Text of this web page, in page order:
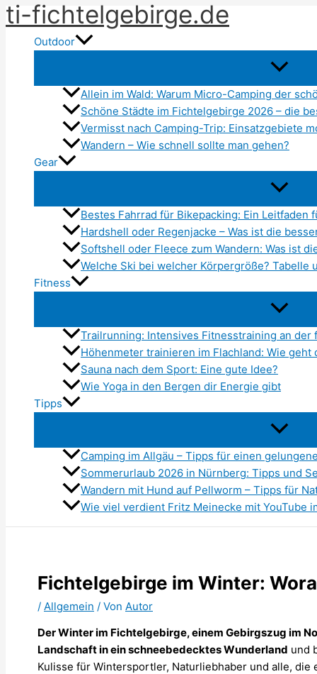
Zum
Inhalt
springen
ti-fichtelgebirge.de
Outdoor
Allein im Wald: Warum Micro-Camping der
Schöne Städte im Fichtelgebirge 2026 – die
Vermisst nach Camping-Trip: Einsatzgebiete
Wandern – Wie schnell sollte man gehen?
Gear
Bestes Fahrrad für Bikepacking: Ein Leitfaden
Hardshell oder Regenjacke – Was ist die
Softshell oder Fleece zum Wandern: Was ist
Welche Ski bei welcher Körpergröße? Tabelle
Fitness
Trailrunning: Intensives Fitnesstraining an der
Höhenmeter trainieren im Flachland: Wie geht
Sauna nach dem Sport: Eine gute Idee?
Wie Yoga in den Bergen dir Energie gibt
Tipps
Camping im Allgäu – Tipps für einen
Sommerurlaub 2026 in Nürnberg: Tipps und
Wandern mit Hund auf Pellworm – Tipps für
Wie viel verdient Fritz Meinecke mit YouTube
Fichtelgebirge im Winter:
/ Allgemein / Von Autor
Der Winter im Fichtelgebirge, einem Gebirgszug im
Landschaft in ein schneebedecktes Wunderland und
Kulisse für Wintersportler, Naturliebhaber und alle,